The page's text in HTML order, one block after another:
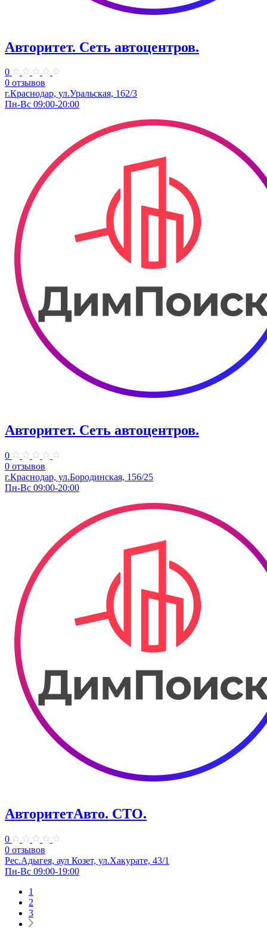
Авторитет. ​Сеть автоцентров.
0
0 отзывов
г.Краснодар, ул.Уральская, 162/3
Пн-Вс 09:00-20:00
Авторитет. ​Сеть автоцентров.
0
0 отзывов
г.Краснодар, ул.Бородинская, 156/25
Пн-Вс 09:00-20:00
АвторитетАвто. СТО.
0
0 отзывов
Рес.Адыгея, аул Козет, ул.Хакурате, 43/1
Пн-Вс 09:00-19:00
1
2
3